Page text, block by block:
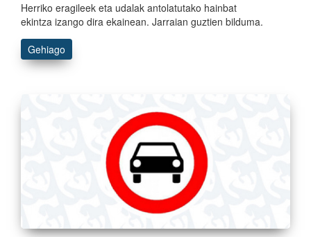
Herriko eragileek eta udalak antolatutako hainbat
ekintza izango dira ekainean. Jarraian guztien bilduma.
Gehiago